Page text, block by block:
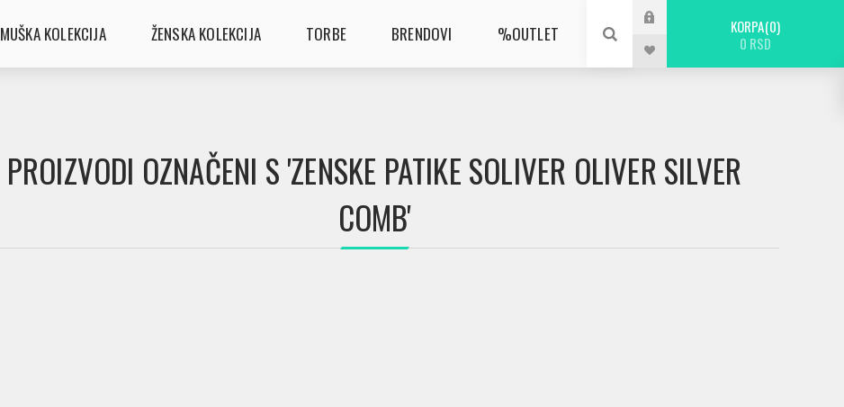
MUŠKA KOLEKCIJA ŽENSKA KOLEKCIJA TORBE BRENDOVI %OUTLET KORPA 0
0 RSD
PROIZVODI OZNAČENI S 'ZENSKE PATIKE SOLIVER OLIVER SILVER
COMB'